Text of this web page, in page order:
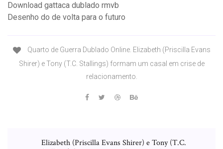
Download gattaca dublado rmvb
Desenho do de volta para o futuro
Quarto de Guerra Dublado Online. Elizabeth (Priscilla Evans
Shirer) e Tony (T.C. Stallings) formam um casal em crise de
relacionamento.
Elizabeth (Priscilla Evans Shirer) e Tony (T.C.